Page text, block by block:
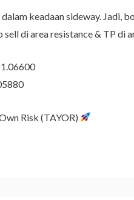
keadaan sideway. Jadi,
di area resistance & TP di
Risk (TAYOR)